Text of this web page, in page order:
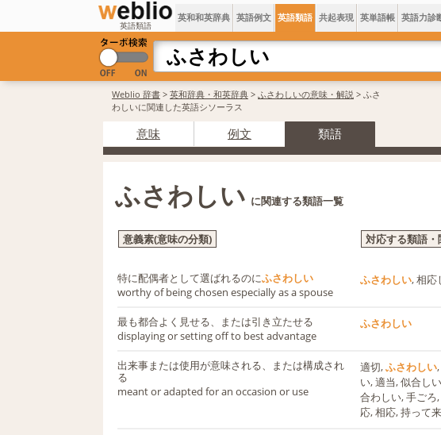
英語類語
英和和英辞典 英語例文 英語類語 共起表現 英単語帳 英語力診
Weblio 辞書 > 英和辞典・和英辞典 > ふさわしいの意味・解説 > ふさ
わしいに関連した英語シソーラス
意味 例文 類語
ふさわしい に関連する類語一覧
意義素(意味の分類) 対応する類語・
特に配偶者として選ばれるのにふさわしい
worthy of being chosen especially as a spouse
ふさわしい, 相応
最も都合よく見せる、または引き立たせる
displaying or setting off to best advantage
ふさわしい
出来事または使用が意味される、または構成され
る
meant or adapted for an occasion or use
適切,ふさわしい
い, 適当, 似合し
合わしい, 手ごろ
応, 相応, 持って